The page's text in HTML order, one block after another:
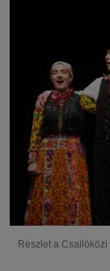
Részlet a